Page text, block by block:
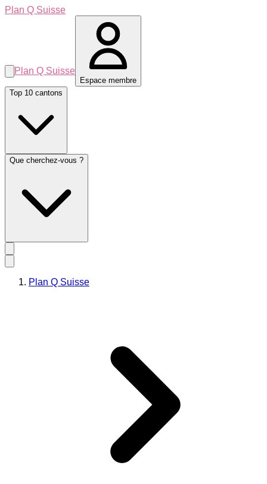
Plan Q Suisse
Plan Q Suisse
Espace membre
Top 10 cantons
Que cherchez-vous ?
Plan Q Suisse